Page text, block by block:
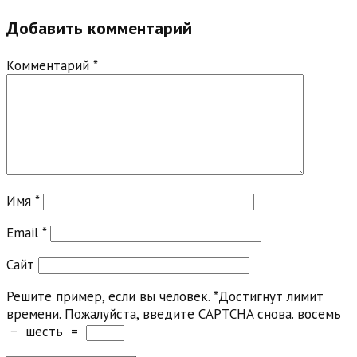
Добавить комментарий
Комментарий *
Имя *
Email *
Сайт
Решите пример, если вы человек. *Достигнут лимит
времени. Пожалуйста, введите CAPTCHA снова. восемь
− шесть =